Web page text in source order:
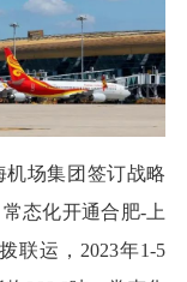
场集团签订战略
态化开通合肥-上
联运，2023年1-5